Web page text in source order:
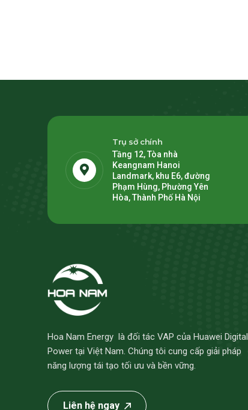
Trụ sở chính
Tầng 12, Tòa nhà
Keangnam Hanoi
Landmark, khu E6, đường
Phạm Hùng, Phường Yên
Hòa, Thành Phố Hà Nội
Hoa Nam Energy là đối tác VAP của Huawei Digital
Power tại Việt Nam. Chúng tôi cung cấp giải pháp
năng lượng tái tạo tối ưu và bền vững.
Liên hệ ngay